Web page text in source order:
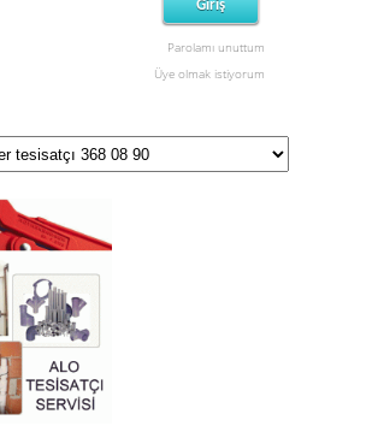
Parolamı unuttum
Üye olmak istiyorum